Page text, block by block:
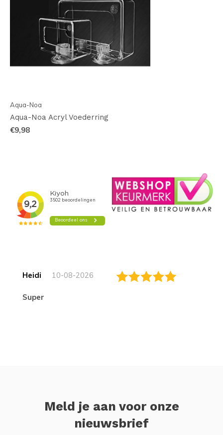
Aqua-Noa
Aqua-Noa Acryl Voederring
€9,98
Heidi 10-08-2026
Super
Meld je aan voor onze
nieuwsbrief